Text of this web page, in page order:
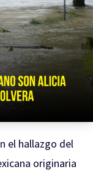
el hallazgo del
originaria